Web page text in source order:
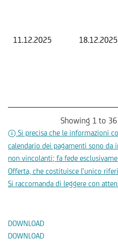
11.12.2025 18.12.2025
Showing 1 to
Si precisa che le informazioni
calendario dei pagamenti sono da
non vincolanti; fa fede
Offerta, che costituisce l’unico
Si raccomanda di leggere con
DOWNLOAD
DOWNLOAD